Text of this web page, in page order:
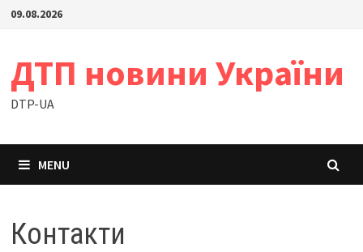
Skip09.08.2026
ДТП новини України
DTP-UA
MENU
Контакти